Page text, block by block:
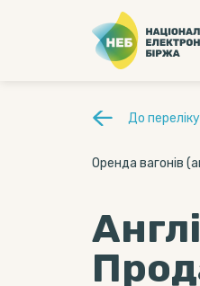
До переліку
Оренда вагонів